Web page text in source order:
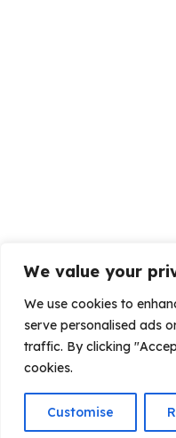
We value your
We use cookies to
serve personalised ads
traffic. By clicking
cookies.
Customise